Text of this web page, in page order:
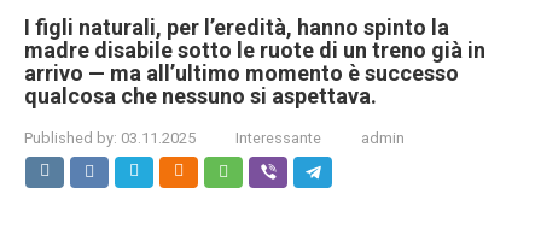
I figli naturali, per l’eredità, hanno spinto la
madre disabile sotto le ruote di un treno già in
arrivo — ma all’ultimo momento è successo
qualcosa che nessuno si aspettava.
Published by: 03.11.2025 Interessante admin